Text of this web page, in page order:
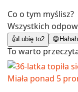
Co o tym myślisz?
Wszystkich
👍 Lubię to2 😄
To warto